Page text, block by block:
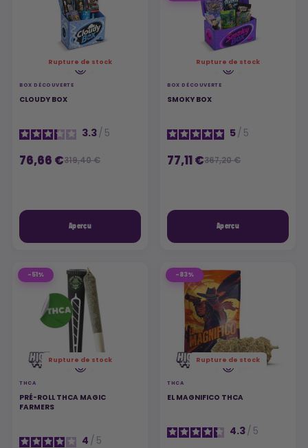
Rupture de stock
BOX DÉCOUVERTE
CLOUDY BOX
3.3/ 5
76,66 €319,40 €
Aperçu
Rupture de stock
BOX DÉCOUVERTE
SMOKY BOX
5/ 5
77,11 €367,20 €
Aperçu
-51%
Rupture de stock
THCA
PRÉ-ROLL THCA MAGIC
FARMERS
4 / 5
-83%
Rupture de stock
THCA
EL MAGNIFICO THCA
4.3/ 5